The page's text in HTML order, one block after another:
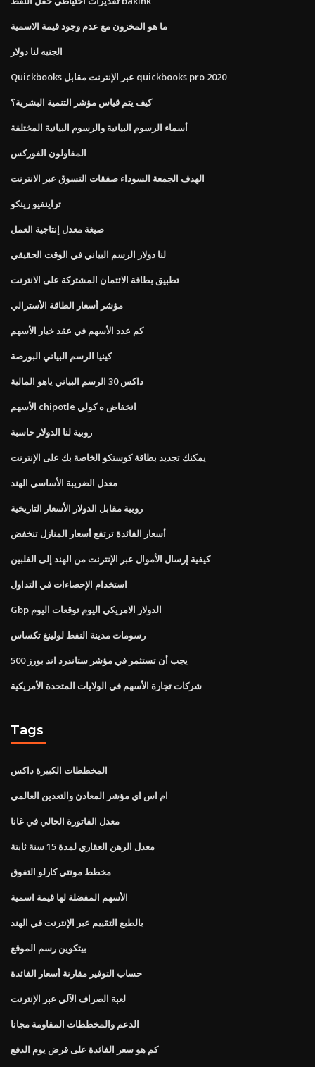
ما هو المخزون مع عدم وجود قيمة الاسمية
الجنيه لنا دولار
Quickbooks عبر الإنترنت مقابل quickbooks pro 2020
كيف يتم قياس مؤشر التنمية البشرية؟
أسماء الرسوم البيانية والرسوم البيانية المختلفة
المقاولون الفوركس
الهدف الجمعة السوداء صفقات التسوق عبر الانترنت
تراينفيو رينكو
صيغة معدل إنتاجية العمل
لنا دولار الرسم البياني في الوقت الحقيقي
تطبيق بطاقة الائتمان المشتركة على الانترنت
مؤشر أسعار الطاقة الأسترالي
كم عدد الأسهم في عقد خيار الأسهم
كينيا الرسم البياني البورصة
داكس 30 الرسم البياني ياهو المالية
الأسهم chipotle انخفاض ه كولي
روبية لنا الدولار حاسبة
يمكنك تجديد بطاقة كوستكو الخاصة بك على الإنترنت
معدل الضريبة الأساسي الهند
روبية مقابل الدولار الأسعار التاريخية
أسعار الفائدة ترتفع أسعار المنازل تنخفض
كيفية إرسال الأموال عبر الإنترنت من الهند إلى الفلبين
استخدام الإحصاءات في التداول
Gbp الدولار الامريكي اليوم توقعات اليوم
رسومات مدينة النفط لولينغ تكساس
يجب أن تستثمر في مؤشر ستاندرد اند بورز 500
شركات تجارة الأسهم في الولايات المتحدة الأمريكية
Tags
المخططات الكبيرة داكس
ام اس اي مؤشر المعادن والتعدين العالمي
معدل الفاتورة الحالي في غانا
معدل الرهن العقاري لمدة 15 سنة ثابتة
مخطط مونتي كارلو التفوق
الأسهم المفضلة لها قيمة اسمية
بالطبع التقييم عبر الإنترنت في الهند
بيتكوين رسم الموقع
حساب التوفير مقارنة أسعار الفائدة
لعبة الصراف الآلي عبر الإنترنت
الدعم والمخططات المقاومة مجانا
كم هو سعر الفائدة على قرض يوم الدفع